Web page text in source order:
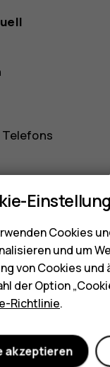
Telefons
Cookies
und um
von Cookies
der Option
Richtlinie.
akzeptieren